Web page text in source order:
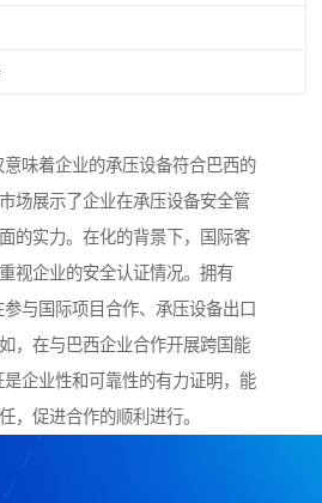
意味着企业的承压设备符合巴西的
场展示了企业在承压设备安全管
的实力。在化的背景下，国际客
视企业的安全认证情况。拥有
与国际项目合作、承压设备出口
，在与巴西企业合作开展跨国能
是企业性和可靠性的有力证明，能
，促进合作的顺利进行。